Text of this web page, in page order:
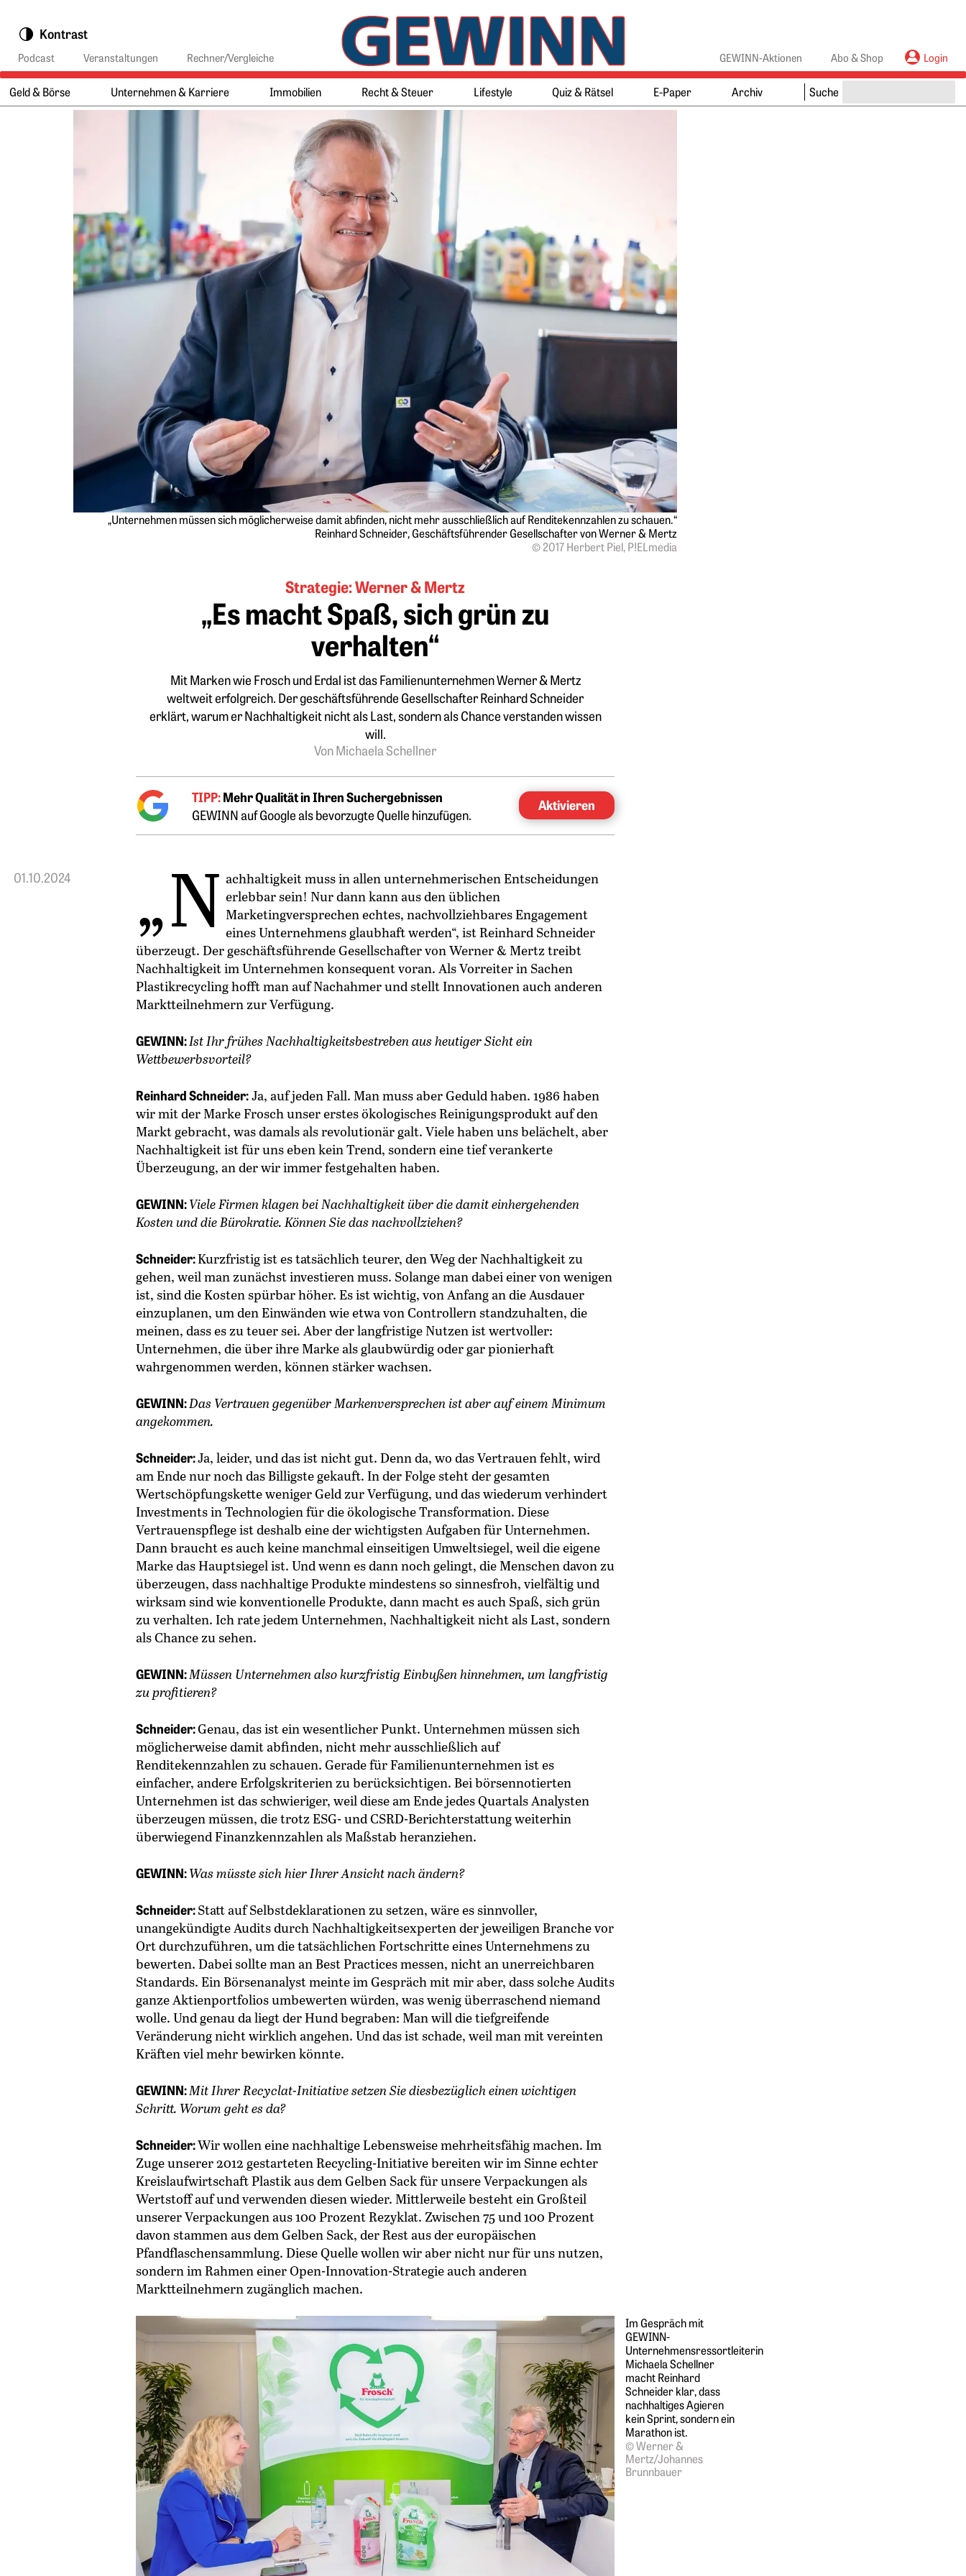
Kontrast
Podcast Veranstaltungen Rechner/Vergleiche GEWINN-Aktionen Abo & Shop Login
Hauptmenü:
Geld & Börse Unternehmen & Karriere Immobilien Recht & Steuer Lifestyle Quiz & Rätsel E-Paper Archiv Suche
Hauptinhalt
„Unternehmen müssen sich möglicherweise damit abfinden, nicht mehr ausschließlich auf Renditekennzahlen zu schauen.“
Reinhard Schneider, Geschäftsführender Gesellschafter von Werner & Mertz
© 2017 Herbert Piel, P!ELmedia
Strategie: Werner & Mertz
„Es macht Spaß, sich grün zu
verhalten“
Mit Marken wie Frosch und Erdal ist das Familienunternehmen Werner & Mertz
weltweit ­erfolgreich. Der geschäftsführende Gesellschafter Reinhard Schneider
erklärt, warum er Nachhaltigkeit nicht als Last, sondern als Chance verstanden wissen
will.
Von Michaela Schellner
TIPP:Mehr Qualität in Ihren Suchergebnissen
GEWINN auf Google als bevorzugte Quelle hinzufügen.
Aktivieren
01.10.2024 „N achhaltigkeit muss in allen ­unternehmerischen Entscheidungen
erlebbar sein! Nur dann kann aus den üblichen
Marketingversprechen echtes, nachvollziehbares Engagement
eines Unternehmens glaubhaft werden“, ist Reinhard Schneider
überzeugt. Der geschäftsführende Gesellschafter von Werner & Mertz treibt
Nachhaltigkeit im Unternehmen konsequent voran. Als Vorreiter in Sachen
Plastikrecycling hofft man auf Nachahmer und stellt Innovationen auch anderen
Marktteilnehmern zur Verfügung.
GEWINN:Ist Ihr frühes Nachhaltigkeitsbestreben aus heutiger Sicht ein
Wettbewerbsvorteil?
Reinhard Schneider:Ja, auf jeden Fall. Man muss aber Geduld haben. 1986 haben
wir mit der Marke Frosch unser erstes ökologisches Reinigungsprodukt auf den
Markt gebracht, was damals als revolutionär galt. Viele haben uns belächelt, aber
Nachhaltigkeit ist für uns eben kein Trend, sondern eine tief verankerte
Überzeugung, an der wir immer festgehalten haben.
GEWINN:Viele Firmen klagen bei Nachhaltigkeit über die damit einhergehenden
Kosten und die Bürokratie. Können Sie das nachvollziehen?
Schneider:Kurzfristig ist es tatsächlich teurer, den Weg der Nachhaltigkeit zu
gehen, weil man zunächst ­investieren muss. Solange man dabei einer von wenigen
ist, sind die Kosten spürbar höher. Es ist wichtig, von Anfang an die Ausdauer
einzuplanen, um den Einwänden wie etwa von Controllern standzuhalten, die
meinen, dass es zu teuer sei. Aber der langfristige Nutzen ist wertvoller:
Unternehmen, die über ihre Marke als glaubwürdig oder gar pionierhaft
wahrgenommen werden, können stärker wachsen.
GEWINN:Das Vertrauen gegenüber Markenversprechen ist aber auf ­einem Minimum
angekommen.
Schneider:Ja, leider, und das ist nicht gut. Denn da, wo das Vertrauen fehlt, wird
am Ende nur noch das Billigste gekauft. In der Folge steht der gesamten
Wertschöpfungskette weniger Geld zur Verfügung, und das wiederum verhindert
Investments in Technologien für die ökologische Transformation. Diese
Vertrauenspflege ist deshalb eine der wichtigsten Aufgaben für Unternehmen.
Dann braucht es auch keine manchmal einseitigen Umweltsiegel, weil die eigene
Marke das Hauptsiegel ist. Und wenn es dann noch gelingt, die Menschen davon zu
überzeugen, dass nachhaltige Produkte mindestens so sinnesfroh, vielfältig und
wirksam sind wie konventionelle Produkte, dann macht es auch Spaß, sich grün
zu verhalten. Ich rate jedem Unternehmen, Nachhaltigkeit nicht als Last, sondern
als Chance zu sehen.
GEWINN:Müssen Unternehmen also kurzfristig Einbußen hinnehmen, um langfristig
zu profitieren?
Schneider:Genau, das ist ein wesentlicher Punkt. Unternehmen müssen sich
möglicherweise damit abfinden, nicht mehr ausschließlich auf
Renditekennzahlen zu schauen. Gerade für Familienunternehmen ist es
einfacher, andere Erfolgskriterien zu berücksichtigen. Bei börsennotierten
Unternehmen ist das schwieriger, weil diese am Ende jedes Quartals Analysten
überzeugen müssen, die trotz ESG- und CSRD-Berichterstattung weiterhin
überwiegend Finanzkennzahlen als Maßstab heranziehen.
GEWINN:Was müsste sich hier Ihrer Ansicht nach ändern?
Schneider:Statt auf Selbstdeklarationen zu setzen, wäre es sinnvoller,
unangekündigte Audits durch Nachhaltigkeitsexperten der jeweiligen Branche vor
Ort durchzuführen, um die tatsächlichen Fortschritte eines Unternehmens zu
bewerten. Dabei sollte man an Best Practices messen, nicht an unerreichbaren
Standards. Ein Börsenanalyst meinte im Gespräch mit mir aber, dass solche Audits
ganze Aktienportfolios umbewerten würden, was wenig überraschend niemand
wolle. Und genau da liegt der Hund begraben: Man will die tiefgreifende
Veränderung nicht wirklich angehen. Und das ist schade, weil man mit vereinten
Kräften viel mehr bewirken könnte.
GEWINN:Mit Ihrer Recyclat-Initia­tive setzen Sie diesbezüglich einen wichtigen
Schritt. Worum geht es da?
Schneider:Wir wollen eine nachhaltige Lebensweise mehrheitsfähig machen. Im
Zuge unserer 2012 gestarteten Recycling-Initiative bereiten wir im Sinne echter
Kreislaufwirtschaft Plastik aus dem Gelben Sack für unsere Verpackungen als
Wertstoff auf und verwenden diesen wieder. Mittlerweile besteht ein Großteil
unserer Verpackungen aus 100 Prozent Rezyklat. Zwischen 75 und 100 Prozent
davon stammen aus dem Gelben Sack, der Rest aus der europäischen
Pfandflaschensammlung. Diese Quelle wollen wir aber nicht nur für uns nutzen,
sondern im Rahmen einer Open-Innovation-Strategie auch anderen
Marktteilnehmern zugänglich machen.
Im Gespräch mit
GEWINN-
Unternehmensressortleiterin
Michaela Schellner
macht ­Reinhard
Schneider klar, dass
nachhaltiges Agieren
kein Sprint, sondern ein
Marathon ist.
© Werner &
Mertz/Johannes
Brunnbauer